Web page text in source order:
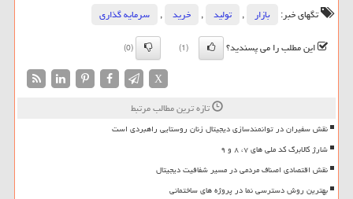
تگهای خبر:
بازار , تولید , خرید ,
سرمایه گذاری
این مطلب را می پسندید؟
(1)
(0)
X
تازه ترین مطالب مرتبط
نقش سفیران در توانمندسازی دیجیتال زنان روستایی راهبردی است
شارژ کالابرگ کد ملی های ۷، ۸ و ۹
نقش اقتصادی اصناف مردمی در مسیر شفافیت دیجیتال
بهترین روش دسترسی نما در پروژه های ساختمانی